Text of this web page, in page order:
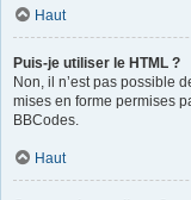
Haut
Puis-je utiliser le HTML ?
Non, il n’est pas possible
mises en forme permises
BBCodes.
Haut